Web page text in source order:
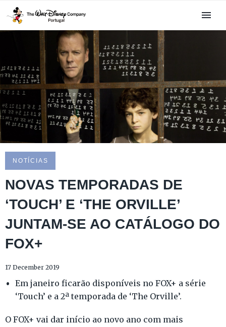
NOTÍCIAS
NOVAS TEMPORADAS DE
‘TOUCH’ E ‘THE ORVILLE’
JUNTAM-SE AO CATÁLOGO DO
FOX+
17 December 2019
Em janeiro ficarão disponíveis no FOX+ a série
‘Touch’ e a 2ª temporada de ‘The Orville’.
O FOX+ vai dar início ao novo ano com mais